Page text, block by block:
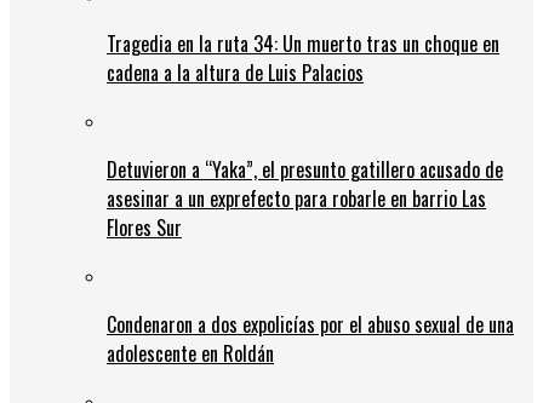
Tragedia en la ruta 34: Un muerto tras un choque en
cadena a la altura de Luis Palacios
Detuvieron a “Yaka”, el presunto gatillero acusado de
asesinar a un exprefecto para robarle en barrio Las
Flores Sur
Condenaron a dos expolicías por el abuso sexual de una
adolescente en Roldán